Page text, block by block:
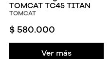
TOMCAT TC45 TITAN
TOMCAT
$ 580.000
Ver más